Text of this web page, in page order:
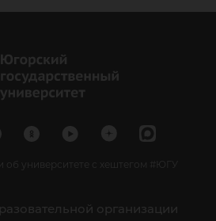
об университете с хештегом #ЮГУ
организации